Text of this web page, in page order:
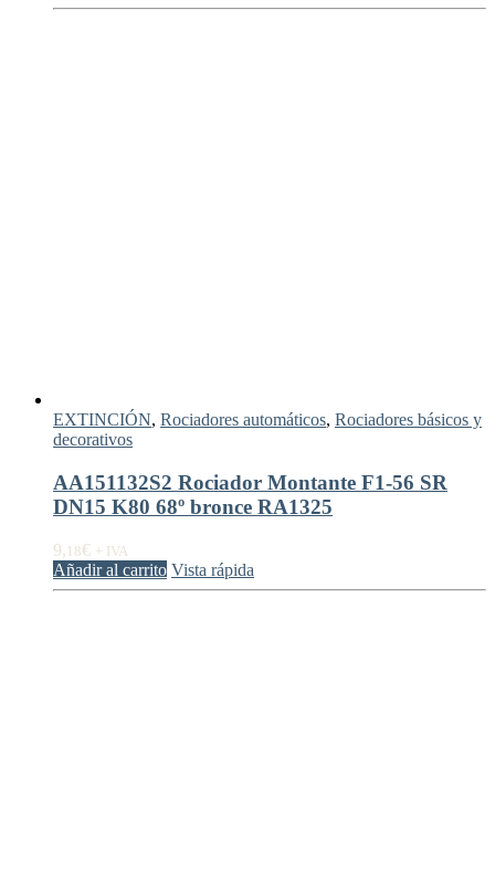
EXTINCIÓN, Rociadores automáticos, Rociadores básicos y
decorativos
AA151132S2 Rociador Montante F1-56 SR
DN15 K80 68º bronce RA1325
9, 18€ + IVA
Añadir al carrito Vista rápida